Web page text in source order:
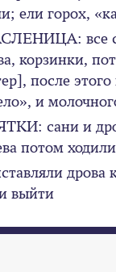
ели горох,
все
корзинки,
после
и
сани и
потом
дрова
выйти